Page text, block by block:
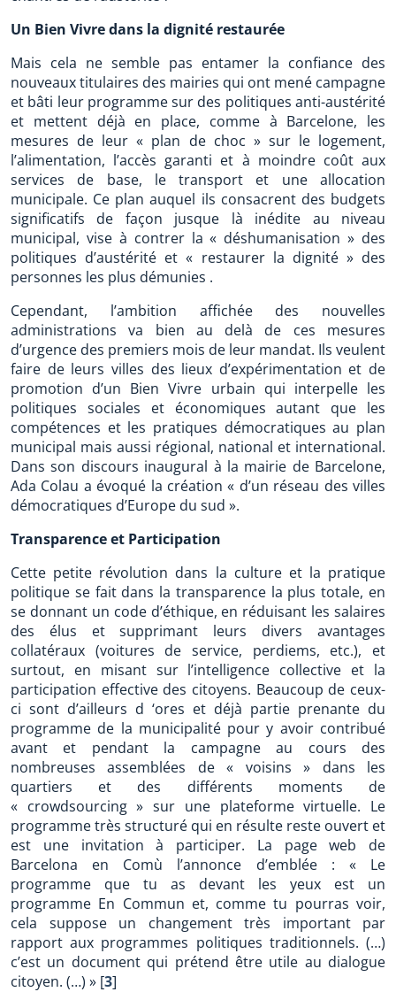
Un Bien Vivre dans la dignité restaurée
Mais cela ne semble pas entamer la confiance des
nouveaux titulaires des mairies qui ont mené campagne
et bâti leur programme sur des politiques anti-austérité
et mettent déjà en place, comme à Barcelone, les
mesures de leur « plan de choc » sur le logement,
l’alimentation, l’accès garanti et à moindre coût aux
services de base, le transport et une allocation
municipale. Ce plan auquel ils consacrent des budgets
significatifs de façon jusque là inédite au niveau
municipal, vise à contrer la « déshumanisation » des
politiques d’austérité et « restaurer la dignité » des
personnes les plus démunies .
Cependant, l’ambition affichée des nouvelles
administrations va bien au delà de ces mesures
d’urgence des premiers mois de leur mandat. Ils veulent
faire de leurs villes des lieux d’expérimentation et de
promotion d’un Bien Vivre urbain qui interpelle les
politiques sociales et économiques autant que les
compétences et les pratiques démocratiques au plan
municipal mais aussi régional, national et international.
Dans son discours inaugural à la mairie de Barcelone,
Ada Colau a évoqué la création « d’un réseau des villes
démocratiques d’Europe du sud ».
Transparence et Participation
Cette petite révolution dans la culture et la pratique
politique se fait dans la transparence la plus totale, en
se donnant un code d’éthique, en réduisant les salaires
des élus et supprimant leurs divers avantages
collatéraux (voitures de service, perdiems, etc.), et
surtout, en misant sur l’intelligence collective et la
participation effective des citoyens. Beaucoup de ceux-
ci sont d’ailleurs d ‘ores et déjà partie prenante du
programme de la municipalité pour y avoir contribué
avant et pendant la campagne au cours des
nombreuses assemblées de « voisins » dans les
quartiers et des différents moments de
« crowdsourcing » sur une plateforme virtuelle. Le
programme très structuré qui en résulte reste ouvert et
est une invitation à participer. La page web de
Barcelona en Comù l’annonce d’emblée : « Le
programme que tu as devant les yeux est un
programme En Commun et, comme tu pourras voir,
cela suppose un changement très important par
rapport aux programmes politiques traditionnels. (…)
c’est un document qui prétend être utile au dialogue
citoyen. (…) » [3]